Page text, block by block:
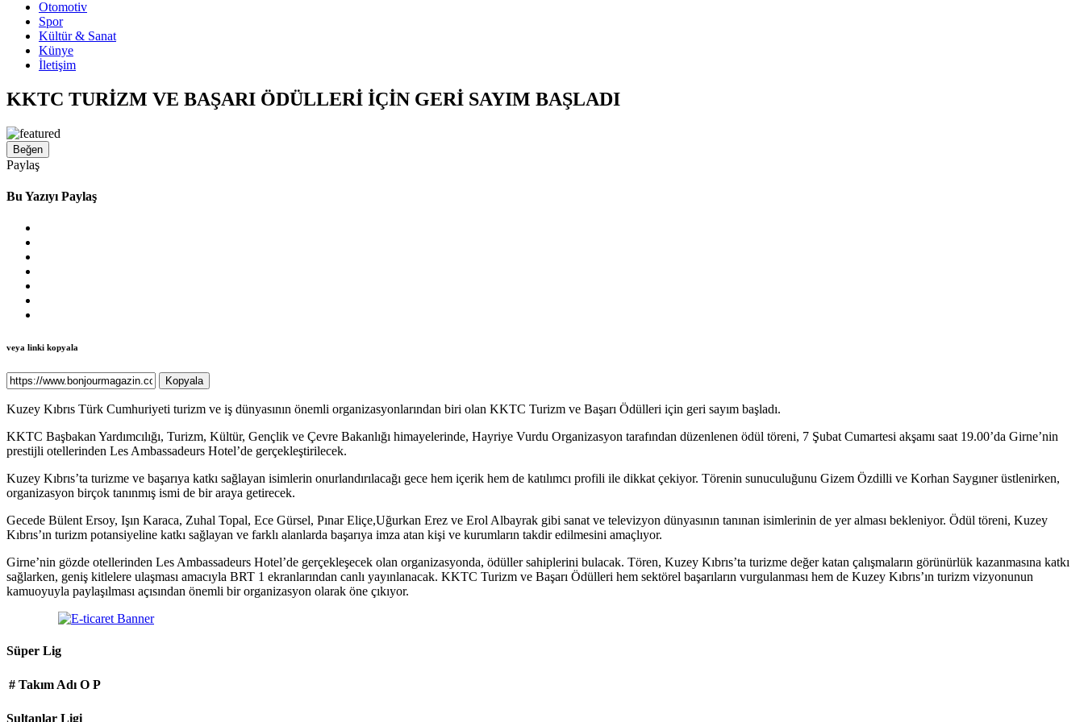
Otomotiv
Spor
Kültür & Sanat
Künye
İletişim
KKTC TURİZM VE BAŞARI ÖDÜLLERİ İÇİN GERİ SAYIM BAŞLADI
Beğen
Paylaş
Bu Yazıyı Paylaş
veya linki kopyala
Kopyala
Kuzey Kıbrıs Türk Cumhuriyeti turizm ve iş dünyasının önemli organizasyonlarından biri olan KKTC Turizm ve Başarı Ödülleri için geri sayım başladı.
KKTC Başbakan Yardımcılığı, Turizm, Kültür, Gençlik ve Çevre Bakanlığı himayelerinde, Hayriye Vurdu Organizasyon tarafından düzenlenen ödül töreni, 7 Şubat Cumartesi akşamı saat 19.00’da Girne’nin
prestijli otellerinden Les Ambassadeurs Hotel’de gerçekleştirilecek.
Kuzey Kıbrıs’ta turizme ve başarıya katkı sağlayan isimlerin onurlandırılacağı gece hem içerik hem de katılımcı profili ile dikkat çekiyor. Törenin sunuculuğunu Gizem Özdilli ve Korhan Saygıner üstlenirken,
organizasyon birçok tanınmış ismi de bir araya getirecek.
Gecede Bülent Ersoy, Işın Karaca, Zuhal Topal, Ece Gürsel, Pınar Eliçe,Uğurkan Erez ve Erol Albayrak gibi sanat ve televizyon dünyasının tanınan isimlerinin de yer alması bekleniyor. Ödül töreni, Kuzey
Kıbrıs’ın turizm potansiyeline katkı sağlayan ve farklı alanlarda başarıya imza atan kişi ve kurumların takdir edilmesini amaçlıyor.
Girne’nin gözde otellerinden Les Ambassadeurs Hotel’de gerçekleşecek olan organizasyonda, ödüller sahiplerini bulacak. Tören, Kuzey Kıbrıs’ta turizme değer katan çalışmaların görünürlük kazanmasına katkı
sağlarken, geniş kitlelere ulaşması amacıyla BRT 1 ekranlarından canlı yayınlanacak. KKTC Turizm ve Başarı Ödülleri hem sektörel başarıların vurgulanması hem de Kuzey Kıbrıs’ın turizm vizyonunun
kamuoyuyla paylaşılması açısından önemli bir organizasyon olarak öne çıkıyor.
Süper Lig
# Takım Adı O P
Sultanlar Ligi